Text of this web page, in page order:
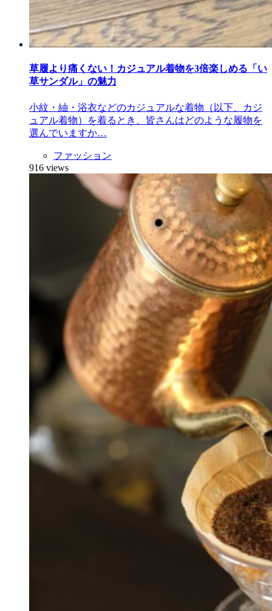
草履より痛くない！カジュアル着物を3倍楽しめる「い
草サンダル」の魅力
小紋・紬・浴衣などのカジュアルな着物（以下、カジ
ュアル着物）を着るとき、皆さんはどのような履物を
選んでいますか…
ファッション
916 views